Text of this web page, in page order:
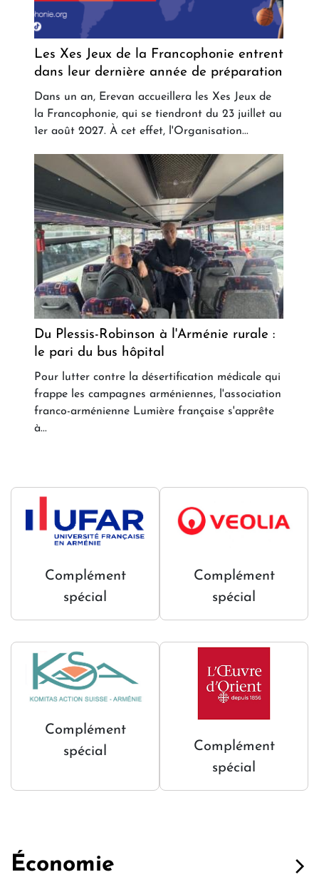
Les Xes Jeux de la Francophonie entrent
dans leur dernière année de préparation
Dans un an, Erevan accueillera les Xes Jeux de
la Francophonie, qui se tiendront du 23 juillet au
1er août 2027. À cet effet, l'Organisation...
Du Plessis-Robinson à l'Arménie rurale :
le pari du bus hôpital
Pour lutter contre la désertification médicale qui
frappe les campagnes arméniennes, l'association
franco-arménienne Lumière française s'apprête
à...
Complément
spécial
Complément
spécial
Complément
spécial
Complément
spécial
Économie